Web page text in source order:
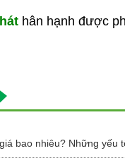
hân hạnh được
bao nhiêu? Những yếu